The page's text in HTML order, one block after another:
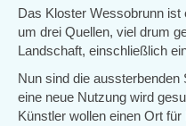
Das Kloster Wessobrunn ist
um drei Quellen, viel drum
Landschaft, einschließlich
Nun sind die
eine neue Nutzung wird
Künstler wollen einen Ort